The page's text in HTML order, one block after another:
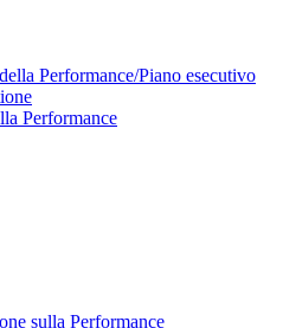
Performance/Piano esecutivo
Performance
sulla Performance